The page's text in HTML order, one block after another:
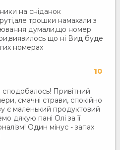
на сніданок
трошки намахали з
думали,що номер
що ні Вид буде
номерах
10
Привітний
смачні страви, спокійно
є маленький продуктовий
дякую пані Олі за її
Один мінус - запах